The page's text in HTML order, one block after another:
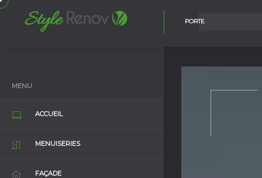
PORTE
MENU
ACCUEIL
MENUISERIES
FAÇADE